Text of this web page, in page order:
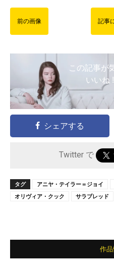
前の画像 記事
この記事が
いいね
シェアする
Twitter で
タグ アニヤ・テイラー＝ジョイ
オリヴィア・クック
サラブレッド
作